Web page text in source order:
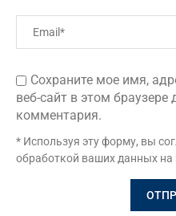
Сохраните мое имя,
веб-сайт в этом
комментария.
* Используя эту форму, вы
обработкой ваших данных на